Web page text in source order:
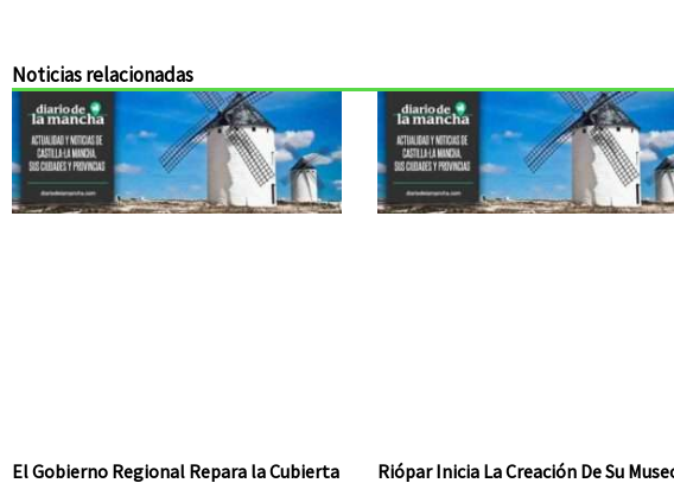
Noticias relacionadas
El Gobierno Regional Repara la Cubierta Riópar Inicia La Creación De Su